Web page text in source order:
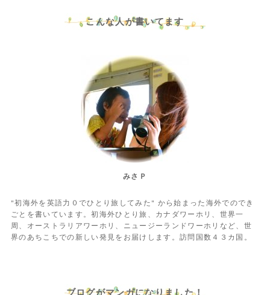
こんな人が書いてます
みさＰ
"初海外を英語力０でひとり旅してみた" から始まった海外でのでき
ごとを書いています。初海外ひとり旅、カナダワーホリ、世界一
周、オーストラリアワーホリ、ニュージーランドワーホリなど、世
界のあちこちでの新しい発見をお届けします。訪問国数４３カ国。
ブログがマンガになりました！